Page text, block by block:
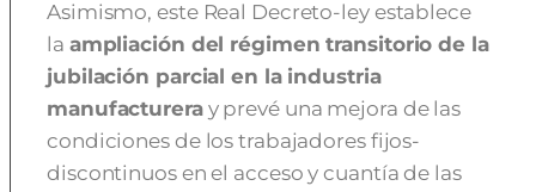
Asimismo, este Real Decreto-ley establece
la ampliación del régimen transitorio de la
jubilación parcial en la industria
manufactureray prevé una mejora de las
condiciones de los trabajadores fijos-
discontinuos en el acceso y cuantía de las